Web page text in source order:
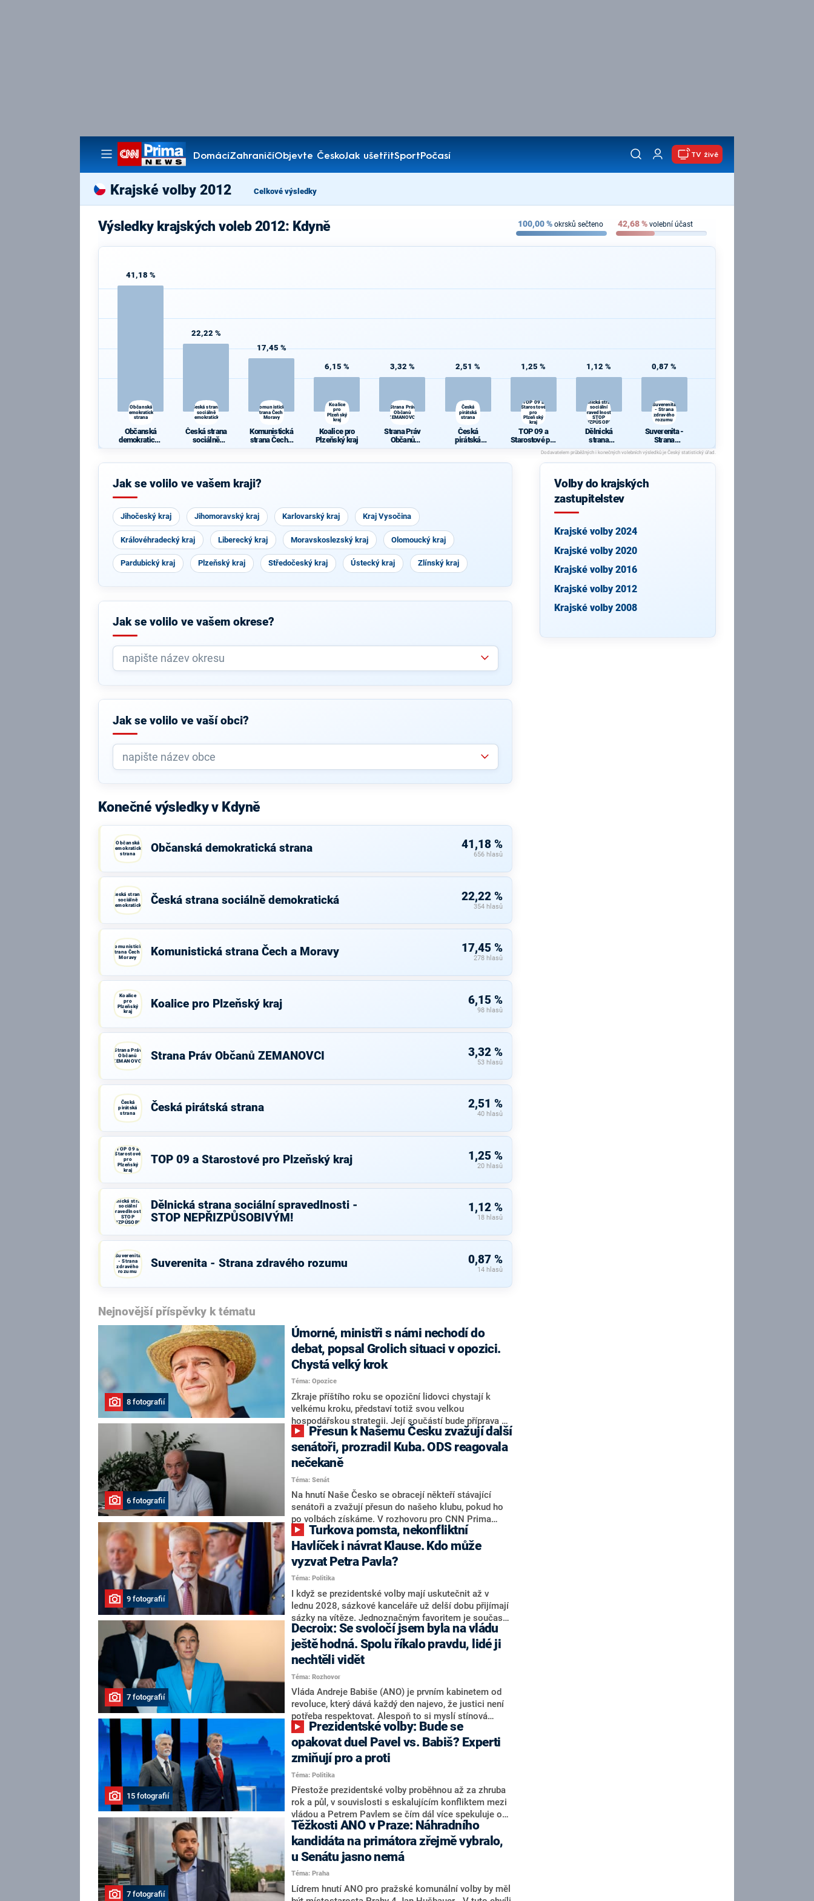
DomácíZahraničíObjevte ČeskoJak ušetřitSportPočasí
Pořady
TV živě
Krajské volby 2012 Celkové výsledky
Výsledky krajských voleb 2012: Kdyně 100,00% okrsků sečteno 42,68% volební účast
41,18 %
Občanská
demokratická
strana
Občanská
demokratická
22,22 %
Česká strana
sociálně
demokratická
Česká strana
sociálně
17,45 %
Komunistická
strana Čech a
Moravy
Komunistická
strana Čech a
6,15 %
Koalice
pro
Plzeňský
kraj
Koalice pro
Plzeňský kraj
3,32 %
Strana Práv
Občanů
ZEMANOVCI
Strana Práv
Občanů
2,51 %
Česká
pirátská
strana
Česká
pirátská
strana
1,25 %
TOP 09 a
Starostové
pro
Plzeňský
kraj
TOP 09 a
Starostové pro
Plzeňský kraj
1,12 %
Dělnická strana
sociální
spravedlnosti -
STOP
NEPŘIZPŮSOBIVÝM!
Dělnická
strana
sociální
spravedlnosti
- STOP
BIVÝM!
0,87 %
Suverenita
- Strana
zdravého
rozumu
Suverenita -
Strana
zdravého
rozumu
Jak se volilo ve vašem kraji?
Jihočeský kraj Jihomoravský kraj Karlovarský kraj Kraj Vysočina
Královéhradecký kraj Liberecký kraj Moravskoslezský kraj Olomoucký kraj
Pardubický kraj Plzeňský kraj Středočeský kraj Ústecký kraj Zlínský kraj
Jak se volilo ve vašem okrese?
Jak se volilo ve vaší obci?
Konečné výsledky v Kdyně
Občanská
demokratická
strana
Občanská demokratická strana 41,18 %
656 hlasů
Česká strana
sociálně
demokratická
Česká strana sociálně demokratická 22,22 %
354 hlasů
Komunistická
strana Čech a
Moravy
Komunistická strana Čech a Moravy 17,45 %
278 hlasů
Koalice
pro
Plzeňský
kraj
Koalice pro Plzeňský kraj 6,15 %
98 hlasů
Strana Práv
Občanů
ZEMANOVCI
Strana Práv Občanů ZEMANOVCI 3,32 %
53 hlasů
Česká
pirátská
strana
Česká pirátská strana 2,51 %
40 hlasů
TOP 09 a
Starostové
pro
Plzeňský
kraj
TOP 09 a Starostové pro Plzeňský kraj 1,25 %
20 hlasů
Dělnická strana
sociální
spravedlnosti -
STOP
NEPŘIZPŮSOBIVÝM!
Dělnická strana sociální spravedlnosti -
STOP NEPŘIZPŮSOBIVÝM!
1,12 %
18 hlasů
Suverenita
- Strana
zdravého
rozumu
Suverenita - Strana zdravého rozumu 0,87 %
14 hlasů
Nejnovější příspěvky k tématu
8 fotografií
Úmorné, ministři s námi nechodí do
debat, popsal Grolich situaci v opozici.
Chystá velký krok
Téma: Opozice
Zkraje příštího roku se opoziční lidovci chystají k
velkému kroku, představí totiž svou velkou
hospodářskou strategii. Její součástí bude příprava na
stárnutí populace, řekl ve středu na setkání s novináři
nový předseda lidovců Jan Grolich. Ten zároveň v
senátních volbách kandiduje ve Vyškově. Popsal i
aktivitu opozice, o níž vládní strany nebo političtí
komentátoři mluví jako o slabé a v defenzivě. „Je to
úmorná práce upozorňovat na chyby vlády. Ministři s
námi navíc nechodí do debat. Chceme ale ukazovat
svoje témata,“ odpověděl Grolich na dotaz CNN Prima
NEWS.
6 fotografií
senátoři, prozradil Kuba. ODS reagovala
nečekaně
Téma: Senát
Na hnutí Naše Česko se obracejí někteří stávající
senátoři a zvažují přesun do našeho klubu, pokud ho
po volbách získáme. V rozhovoru pro CNN Prima
NEWS to řekl zakladatel hnutí a jihočeský hejtman
Martin Kuba. Konkrétní nebyl, ale získat by takto mohl
například senátora Zdeňka Hrabu, který je dnes
součástí klubu ODS a TOP 09. Hraba to na dotaz
redakce nevyloučil. Předseda klubu senátorů ODS
Zdeněk Nytra redakci řekl, že počítá s odchodem
některých senátorů z klubu a že Naše Česko není
nepřítel, ale soupeř.
9 fotografií
Havlíček i návrat Klause. Kdo může
vyzvat Petra Pavla?
Téma: Politika
I když se prezidentské volby mají uskutečnit až v
lednu 2028, sázkové kanceláře už delší dobu přijímají
sázky na vítěze. Jednoznačným favoritem je současná
hlava státu Petr Pavel. Daleko za ním pak bookmakeři
zmiňují dva výrazné politiky ANO, tedy premiéra
Andreje Babiše a ministra průmyslu Karla Havlíčka.
Oblíbeným tipem samotných sázkařů je poslanec za
Motoristy Filip Turek. Politolog Jan Kubáček nicméně
o případné kandidatuře kohokoliv ze zmíněné trojice
značně pochybuje. Podle něj současná koalice dosud
nemá osobu, která by Pavlovi mohla konkurovat.
7 fotografií
Decroix: Se svoločí jsem byla na vládu
ještě hodná. Spolu říkalo pravdu, lidé ji
nechtěli vidět
Téma: Rozhovor
Vláda Andreje Babiše (ANO) je prvním kabinetem od
revoluce, který dává každý den najevo, že justici není
potřeba respektovat. Alespoň to si myslí stínová
ministryně spravedlnosti ODS Eva Decroix. V
rozhovoru pro CNN Prima NEWS si nebrala servítky
ohledně politického výkonu svého nástupce Jeronýma
Tejce (za ANO) či vládní zmocněnkyně pro lidská
práva Taťány Malé (ANO). Označením „svoloč“ na
adresu vlády prý byla ještě hodná. Decroix se také
vrátila k volební porážce koalice Spolu či promluvila o
hnutí Naše Česko Martina Kuby.
15 fotografií
opakovat duel Pavel vs. Babiš? Experti
zmiňují pro a proti
Téma: Politika
Přestože prezidentské volby proběhnou až za zhruba
rok a půl, v souvislosti s eskalujícím konfliktem mezi
vládou a Petrem Pavlem se čím dál více spekuluje o
tom, koho by do bitvy o Hrad mohla vyslat současná
koalice. Někteří političtí komentátoři znovu vytahují
jméno premiéra Andreje Babiše (ANO). Jak moc je
pravděpodobné, že se v prezidentských volbách 2028
bude znovu opakovat souboj z roku 2023?
7 fotografií
Těžkosti ANO v Praze: Náhradního
kandidáta na primátora zřejmě vybralo,
u Senátu jasno nemá
Téma: Praha
Lídrem hnutí ANO pro pražské komunální volby by měl
Volby do krajských
zastupitelstev
Krajské volby 2024
Krajské volby 2020
Krajské volby 2016
Krajské volby 2012
Krajské volby 2008